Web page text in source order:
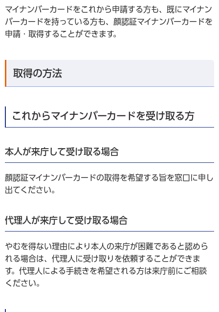
マイナンバーカードをこれから申請する方も、既にマイナン
バーカードを持っている方も、顔認証マイナンバーカードを
申請・取得することができます。
取得の方法
これからマイナンバーカードを受け取る方
本人が来庁して受け取る場合
顔認証マイナンバーカードの取得を希望する旨を窓口に申し
出てください。
代理人が来庁して受け取る場合
やむを得ない理由により本人の来庁が困難であると認めら
れる場合は、代理人に受け取りを依頼することができま
す。代理人による手続きを希望される方は来庁前にご相談
ください。